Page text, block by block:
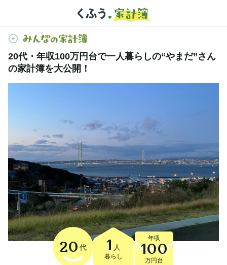
20代・年収100万円台で一人暮らしの“やまだ”さん
の家計簿を大公開！
20 代 1 人
暮らし
年収
100
万円台